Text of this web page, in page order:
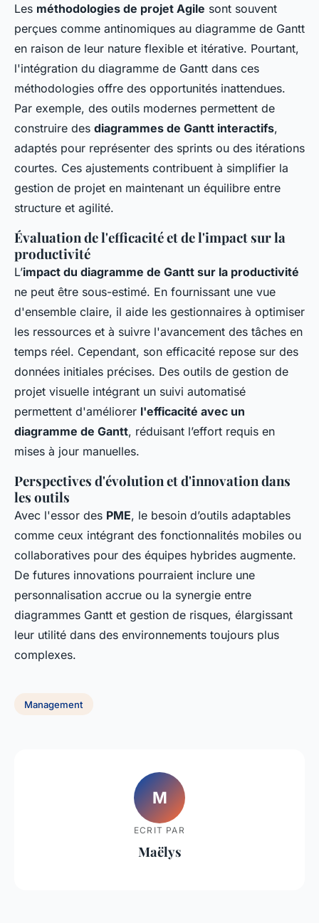
Les méthodologies de projet Agile sont souvent
perçues comme antinomiques au diagramme de Gantt
en raison de leur nature flexible et itérative. Pourtant,
l'intégration du diagramme de Gantt dans ces
méthodologies offre des opportunités inattendues.
Par exemple, des outils modernes permettent de
construire des diagrammes de Gantt interactifs,
adaptés pour représenter des sprints ou des itérations
courtes. Ces ajustements contribuent à simplifier la
gestion de projet en maintenant un équilibre entre
structure et agilité.
Évaluation de l'efficacité et de l'impact sur la
productivité
L’impact du diagramme de Gantt sur la productivité
ne peut être sous-estimé. En fournissant une vue
d'ensemble claire, il aide les gestionnaires à optimiser
les ressources et à suivre l'avancement des tâches en
temps réel. Cependant, son efficacité repose sur des
données initiales précises. Des outils de gestion de
projet visuelle intégrant un suivi automatisé
permettent d'améliorer l'efficacité avec un
diagramme de Gantt, réduisant l’effort requis en
mises à jour manuelles.
Perspectives d'évolution et d'innovation dans
les outils
Avec l'essor des PME, le besoin d’outils adaptables
comme ceux intégrant des fonctionnalités mobiles ou
collaboratives pour des équipes hybrides augmente.
De futures innovations pourraient inclure une
personnalisation accrue ou la synergie entre
diagrammes Gantt et gestion de risques, élargissant
leur utilité dans des environnements toujours plus
complexes.
Management
M
ECRIT PAR
Maëlys